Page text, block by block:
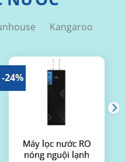
Kangaroo
-24%
Máy lọc nước RO
nóng nguội lạnh